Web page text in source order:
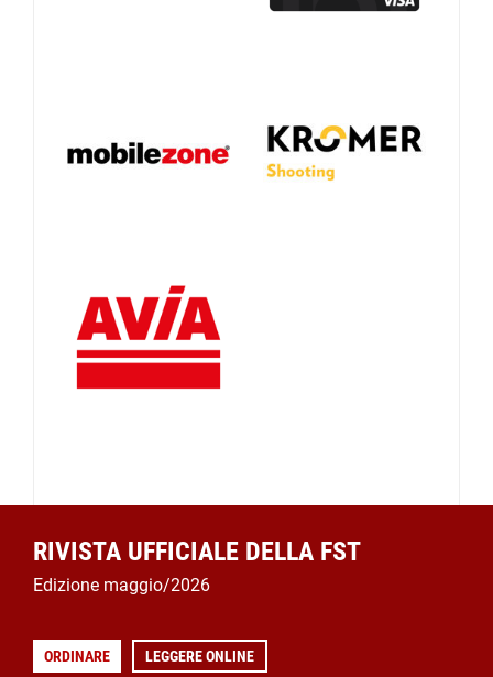
RIVISTA UFFICIALE DELLA FST
Edizione maggio/2026
ORDINARE LEGGERE ONLINE